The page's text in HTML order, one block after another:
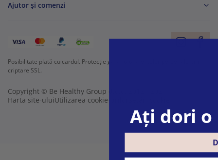
Ajutor și comenzi
Posibilitate plată cu cardul. Protecție garantată a datelor personale prin
criptare SSL.
Copyright © Be Healthy Group d.o.o. 2012 - 2026
Harta site-uluiUtilizarea cookie-urilor
Ați dori o